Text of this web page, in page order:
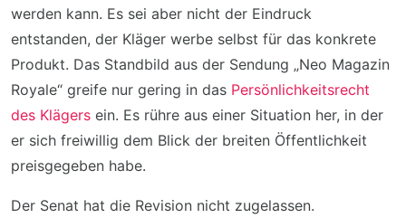
werden kann. Es sei aber nicht der Eindruck
entstanden, der Kläger werbe selbst für das konkrete
Produkt. Das Standbild aus der Sendung „Neo Magazin
Royale“ greife nur gering in das Persönlichkeitsrecht
des Klägers ein. Es rühre aus einer Situation her, in der
er sich freiwillig dem Blick der breiten Öffentlichkeit
preisgegeben habe.
Der Senat hat die Revision nicht zugelassen.